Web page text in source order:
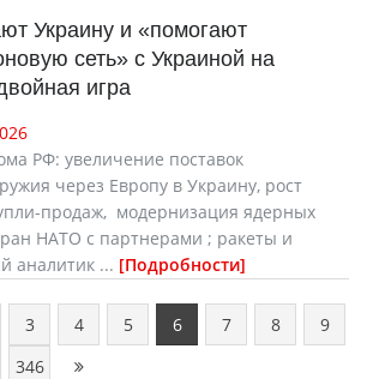
Украину и «помогают
сеть» с Украиной на
игра
РФ: увеличение поставок
через Европу в Украину, рост
продаж, модернизация ядерных
НАТО с партнерами ; ракеты и
аналитик ... Подробности
3 4 5 6 7 8
9
346